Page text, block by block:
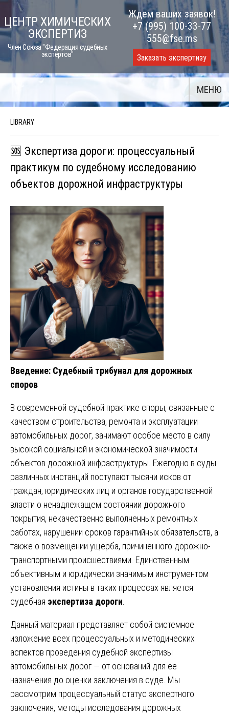
Skip
to
content
ЦЕНТР ХИМИЧЕСКИХ
ЭКСПЕРТИЗ
Член Союза "Федерация судебных
экспертов"
Ждем ваших заявок!
+7 (995) 100-33-77
555@fse.ms
Заказать экспертизу
МЕНЮ
LIBRARY
🆘 Экспертиза дороги: процессуальный
практикум по судебному исследованию
объектов дорожной инфраструктуры
Введение: Судебный трибунал для дорожных
споров
В современной судебной практике споры, связанные с
качеством строительства, ремонта и эксплуатации
автомобильных дорог, занимают особое место в силу
высокой социальной и экономической значимости
объектов дорожной инфраструктуры. Ежегодно в суды
различных инстанций поступают тысячи исков от
граждан, юридических лиц и органов государственной
власти о ненадлежащем состоянии дорожного
покрытия, некачественно выполненных ремонтных
работах, нарушении сроков гарантийных обязательств, а
также о возмещении ущерба, причиненного дорожно-
транспортными происшествиями. Единственным
объективным и юридически значимым инструментом
установления истины в таких процессах является
судебная экспертиза дороги
Данный материал представляет собой системное
изложение всех процессуальных и методических
аспектов проведения судебной экспертизы
автомобильных дорог — от оснований для ее
назначения до оценки заключения в суде. Мы
рассмотрим процессуальный статус экспертного
заключения, методы исследования дорожных